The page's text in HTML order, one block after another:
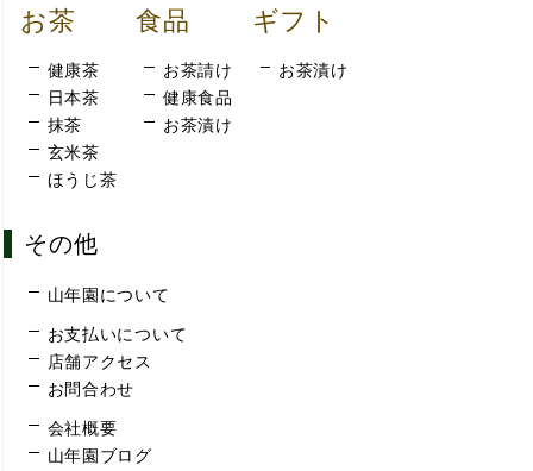
お茶
健康茶
日本茶
抹茶
玄米茶
ほうじ茶
食品
お茶請け
健康食品
お茶漬け
ギフト
お茶漬け
その他
山年園について
お支払いについて
店舗アクセス
お問合わせ
会社概要
山年園ブログ